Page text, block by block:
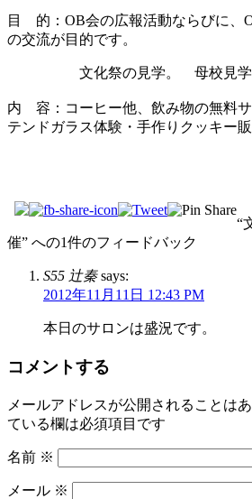
目 的：OB会の広報活動ならびに、
の交流が目的です。
文化祭の見学。 母校見
内 容：コーヒー他、飲み物の無料
テンドガラス体験・手作りクッキー販
“
催” への1件のフィードバック
S55 辻秦 says:
2012年11月11日 12:43 PM
本日のサロンは盛況です。
コメントする
メールアドレスが公開されることはあ
ている欄は必須項目です
名前 ※
メール ※